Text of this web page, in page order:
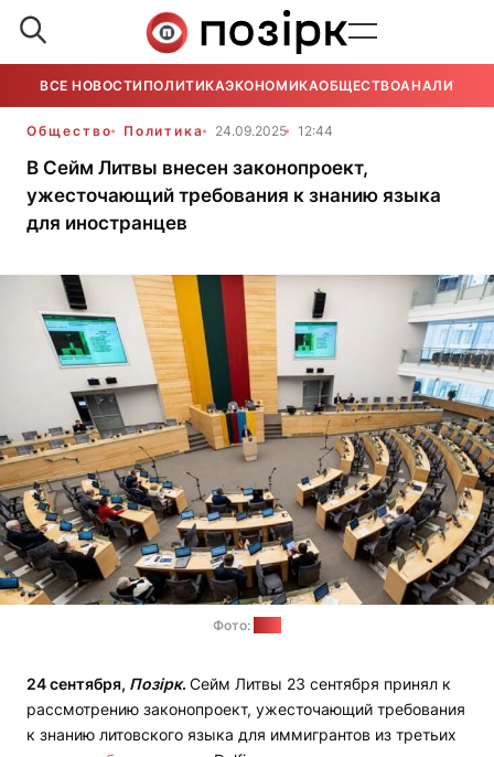
ВСЕ НОВОСТИ ПОЛИТИКАЭКОНОМИКАОБЩЕСТВОАНАЛИТИКА
Общество Политика 24.09.2025 12:44
В Сейм Литвы внесен законопроект,
ужесточающий требования к знанию языка
для иностранцев
Фото:
24 сентября, Позірк. Сейм Литвы 23 сентября принял к
рассмотрению законопроект, ужесточающий требования
к знанию литовского языка для иммигрантов из третьих